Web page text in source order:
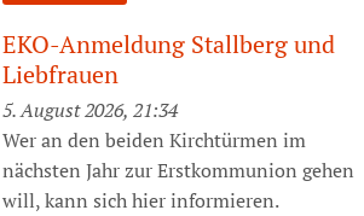
EKO-Anmeldung Stallberg und
Liebfrauen
5. August 2026, 21:34
Wer an den beiden Kirchtürmen im
nächsten Jahr zur Erstkommunion gehen
will, kann sich hier informieren.